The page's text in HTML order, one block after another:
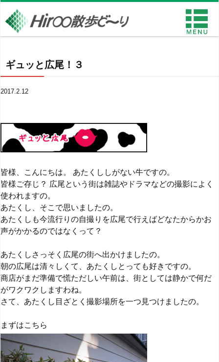
ギュッと広尾！３
2017.2.12
皆様、こんにちは。 あたくししがない牛ですの。
皆様ご存じ？ 広尾という街は雑誌やドラマなどの撮影によく
使われますの。
あたくし、そこで思いましたの。
あたくしも今流行りの自撮りを広尾で行えばどなたからかお
声がかかるのではなくって？
あたくしさっそく広尾の街へ出かけましたの。
朝の広尾は清々しくて、あたくしとっても好きですの。
商店がまだ準備で慌ただしい午前は、街としては静かで何だ
がワクワクしますわね。
さて、あたくし目ざとく撮影場所を一つ見つけましたの。
まずはこちら